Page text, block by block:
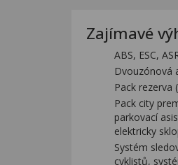
Zajímavé
ABS, ESC,
Dvouzónová
Pack
Pack city
parkovací
elektricky
Systém
cyklistů,